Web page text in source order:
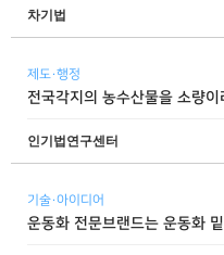
차기법
제도·행정
전국각지의 농수산물을 소량
인기법연구센터
기술·아이디어
운동화 전문브랜드는 운동화